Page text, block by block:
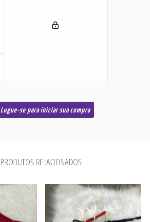
Logue-se para iniciar sua compra
PRODUTOS RELACIONADOS